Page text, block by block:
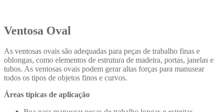
Ventosa Oval
As ventosas ovais são adequadas para peças de trabalho finas e
oblongas, como elementos de estrutura de madeira, portas, janelas e
tubos. As ventosas ovais podem gerar altas forças para manusear
todos os tipos de objetos finos e curvos.
Áreas típicas de aplicação